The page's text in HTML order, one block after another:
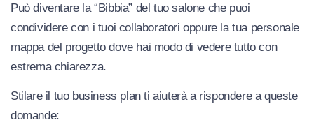
Può diventare la “Bibbia” del tuo salone che puoi
condividere con i tuoi collaboratori oppure la tua personale
mappa del progetto dove hai modo di vedere tutto con
estrema chiarezza.
Stilare il tuo business plan ti aiuterà a rispondere a queste
domande: